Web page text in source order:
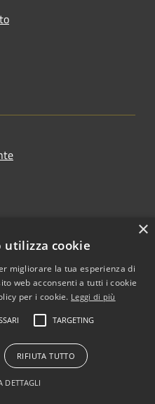
Copyright © 2026 • Comune di
Municipium•Accesso
redazione
×
utilizza cookie
migliorare la tua esperienza di
web acconsenti a tutti i cookie
per i cookie. Leggi di più
TARGETING
RIFIUTA TUTTO
DETTAGLI